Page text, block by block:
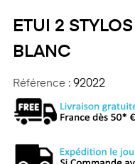
ETUI 2
BLANC
Référence : 92022